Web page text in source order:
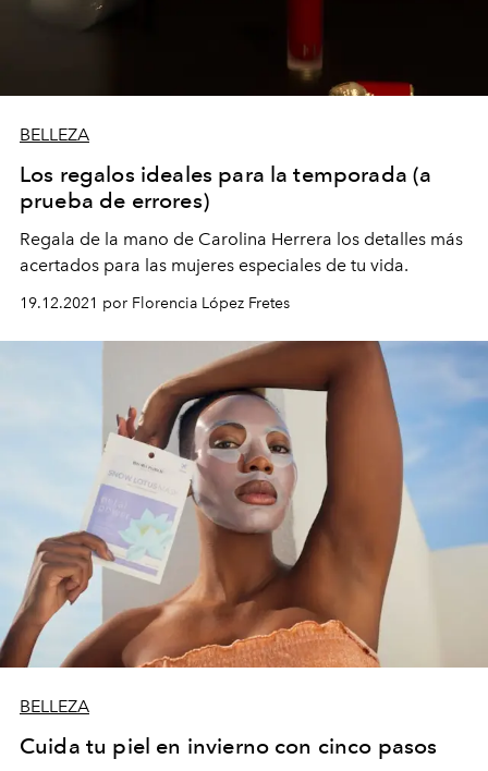
BELLEZA
Los regalos ideales para la temporada (a
prueba de errores)
Regala de la mano de Carolina Herrera los detalles más
acertados para las mujeres especiales de tu vida.
19.12.2021 por Florencia López Fretes
BELLEZA
Cuida tu piel en invierno con cinco pasos